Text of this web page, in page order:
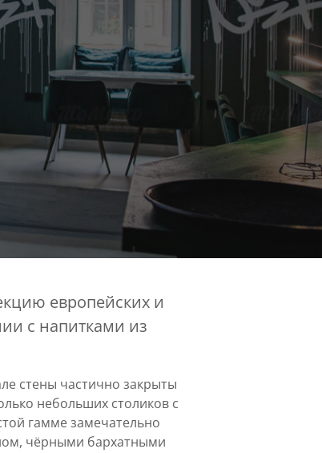
европейских и
с напитками из
стены частично закрыты
небольших столиков с
гамме замечательно
чёрными бархатными